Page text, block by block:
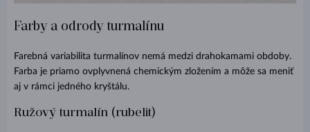
Farby a odrody turmalínu
Farebná variabilita turmalínov nemá medzi drahokamami obdoby.
Farba je priamo ovplyvnená chemickým zložením a môže sa meniť
aj v rámci jedného kryštálu.
Ružový turmalín (rubelit)